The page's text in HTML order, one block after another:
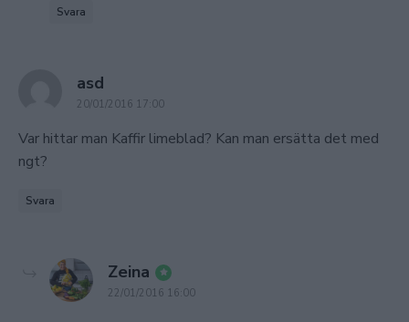
Svara
asd
20/01/2016 17:00
Var hittar man Kaffir limeblad? Kan man ersätta det med
ngt?
Svara
Zeina says:
22/01/2016 16:00